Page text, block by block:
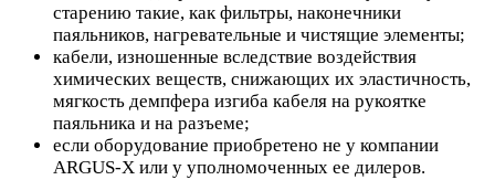
старению такие, как фильтры, наконечники
паяльников, нагревательные и чистящие элементы;
кабели, изношенные вследствие воздействия
химических веществ, снижающих их эластичность,
мягкость демпфера изгиба кабеля на рукоятке
паяльника и на разъеме;
если оборудование приобретено не у компании
ARGUS-X или у уполномоченных ее дилеров.